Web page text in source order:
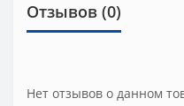
Отзывов (0)
Нет отзывов о данном